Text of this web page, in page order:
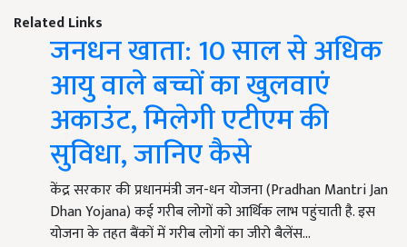
Related Links
जनधन खाता: 10 साल से अधिक
आयु वाले बच्चों का खुलवाएं
अकाउंट, मिलेगी एटीएम की
सुविधा, जानिए कैसे
केंद्र सरकार की प्रधानमंत्री जन-धन योजना (Pradhan Mantri Jan
Dhan Yojana) कई गरीब लोगों को आर्थिक लाभ पहुंचाती है. इस
योजना के तहत बैंकों में गरीब लोगों का जीरो बैलेंस…